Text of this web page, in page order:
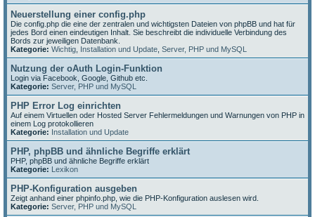
Neuerstellung einer config.php
Die config.php die eine der zentralen und wichtigsten Dateien von phpBB und hat für
jedes Bord einen eindeutigen Inhalt. Sie beschreibt die individuelle Verbindung des
Bords zur jeweiligen Datenbank.
Kategorie: Wichtig Installation und Update Server, PHP und MySQL
Nutzung der oAuth Login-Funktion
Login via Facebook, Google, Github etc.
Kategorie: Server, PHP und MySQL
PHP Error Log einrichten
Auf einem Virtuellen oder Hosted Server Fehlermeldungen und Warnungen von PHP in
einem Log protokollieren
Kategorie: Installation und Update
PHP, phpBB und ähnliche Begriffe erklärt
PHP, phpBB und ähnliche Begriffe erklärt
Kategorie: Lexikon
PHP-Konfiguration ausgeben
Zeigt anhand einer phpinfo.php, wie die PHP-Konfiguration auslesen wird.
Kategorie: Server, PHP und MySQL